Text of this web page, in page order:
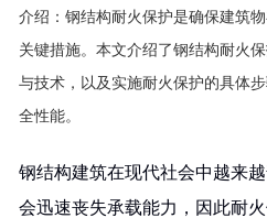
介绍： 钢结构耐火保护是确保建筑
关键措施。本文介绍了钢结构耐火
与技术，以及实施耐火保护的具体
全性能。
钢结构建筑在现代社会中越来
会迅速丧失承载能力，因此耐